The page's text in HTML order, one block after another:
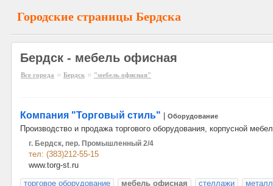
Городские страницы Бердска
Бердск - мебель офисная
Все города » Бердск » "мебель офисная"
Компания "Торговый стиль" Оборудование
Производство и продажа торгового оборудования, корпусной
г. Бердск, пер. Промышленный 2/4
тел: (383)212-55-15
www.torg-st.ru
торговое оборудование
мебель офисная стеллажи